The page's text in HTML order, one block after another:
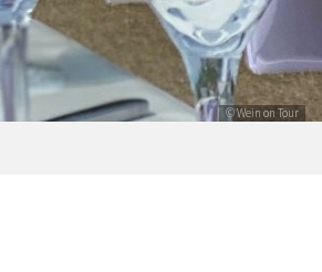
© Wein on Tour